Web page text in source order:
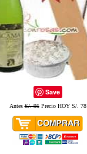
Save
AntesS/. 95Precio HOY S/. 78